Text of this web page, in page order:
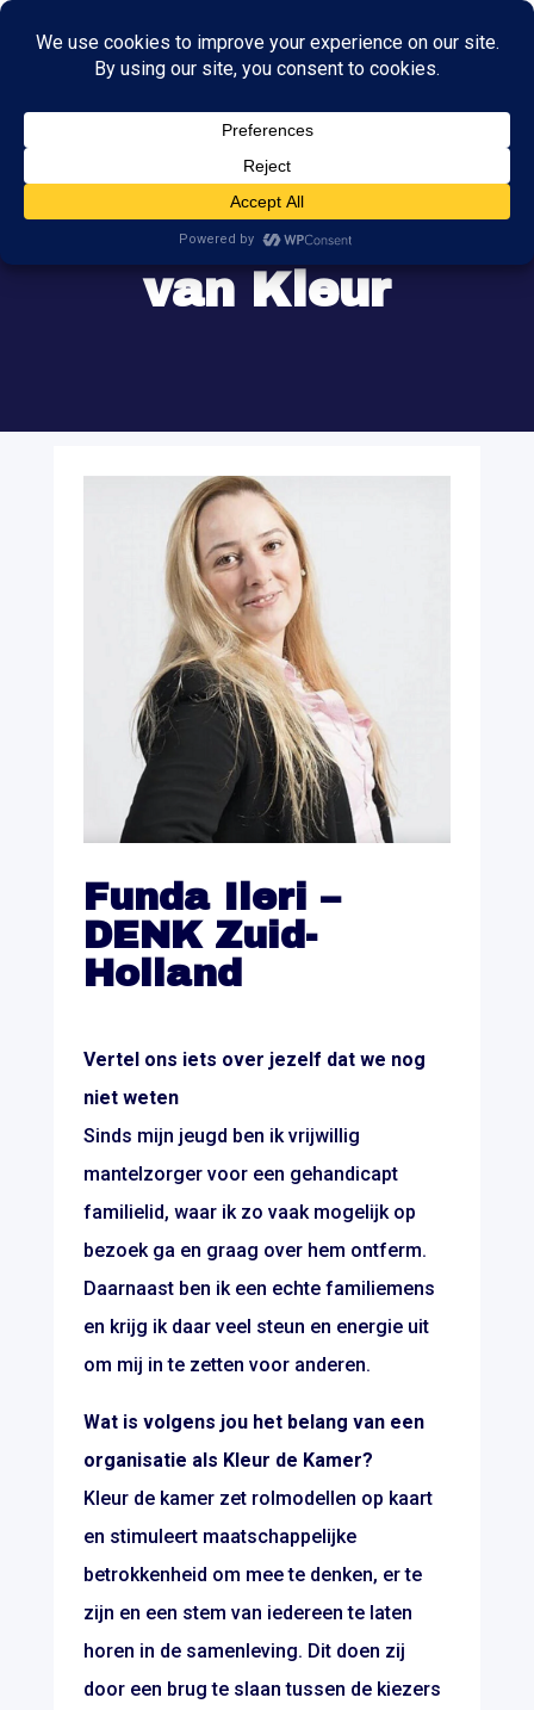
Kandidaten
van Kleur
Funda Ileri –
DENK Zuid-
Holland
Vertel ons iets over jezelf dat we nog
niet weten
Sinds mijn jeugd ben ik vrijwillig
mantelzorger voor een gehandicapt
familielid, waar ik zo vaak mogelijk op
bezoek ga en graag over hem ontferm.
Daarnaast ben ik een echte familiemens
en krijg ik daar veel steun en energie uit
om mij in te zetten voor anderen.
Wat is volgens jou het belang van een
organisatie als Kleur de Kamer?
Kleur de kamer zet rolmodellen op kaart
en stimuleert maatschappelijke
betrokkenheid om mee te denken, er te
zijn en een stem van iedereen te laten
horen in de samenleving. Dit doen zij
door een brug te slaan tussen de kiezers